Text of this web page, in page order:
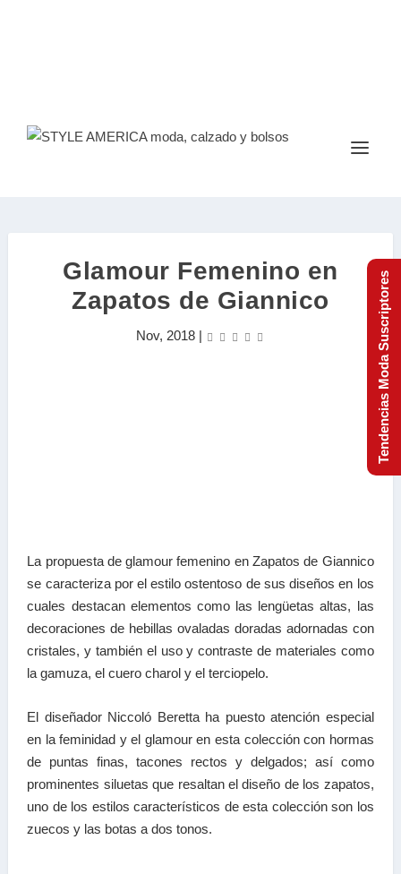
Glamour Femenino en
Zapatos de Giannico
Nov, 2018|
La propuesta de glamour femenino en Zapatos de Giannico
se caracteriza por el estilo ostentoso de sus diseños en los
cuales destacan elementos como las lengüetas altas, las
decoraciones de hebillas ovaladas doradas adornadas con
cristales, y también el uso y contraste de materiales como
la gamuza, el cuero charol y el terciopelo.
El diseñador Niccoló Beretta ha puesto atención especial
en la feminidad y el glamour en esta colección con hormas
de puntas finas, tacones rectos y delgados; así como
prominentes siluetas que resaltan el diseño de los zapatos,
uno de los estilos característicos de esta colección son los
zuecos y las botas a dos tonos.
Tendencias Moda Suscriptores